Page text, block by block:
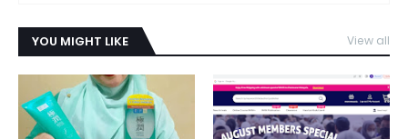
YOU MIGHT LIKE View all